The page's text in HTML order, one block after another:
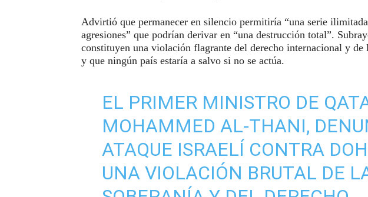
Advirtió que permanecer en silencio permitiría “una serie
agresiones” que podrían derivar en “una destrucción total”.
constituyen una violación flagrante del derecho internacional y
y que ningún país estaría a salvo si no se actúa.
EL PRIMER MINISTRO DE
MOHAMMED AL-THANI,
ATAQUE ISRAELÍ CONTRA
UNA VIOLACIÓN BRUTAL DE